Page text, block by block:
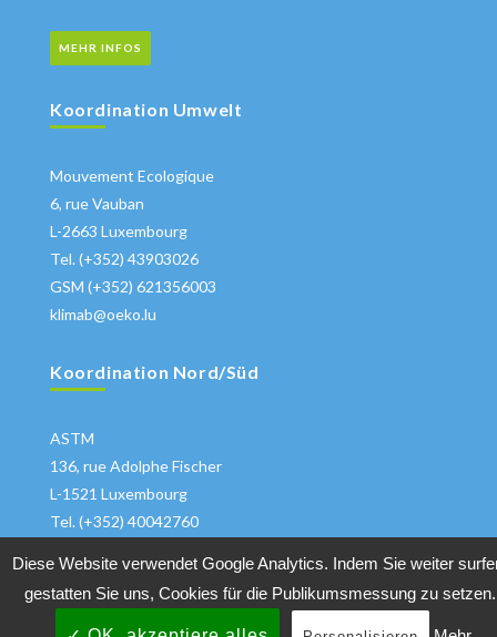
MEHR INFOS
Koordination Umwelt
Mouvement Ecologique
6, rue Vauban
L-2663 Luxembourg
Tel. (+352) 43903026
GSM (+352) 621356003
klimab@oeko.lu
Koordination Nord/Süd
ASTM
136, rue Adolphe Fischer
L-1521 Luxembourg
Tel. (+352) 40042760
Diese Website verwendet Google Analytics. Indem Sie weiter
gestatten Sie uns, Cookies für die Publikumsmessung zu setzen.